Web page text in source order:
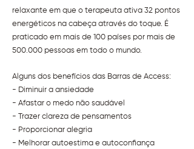
relaxante em que o terapeuta ativa 32 pontos
energéticos na cabeça através do toque. É
praticado em mais de 100 países por mais de
500.000 pessoas em todo o mundo.
Alguns dos benefícios das Barras de Access:
- Diminuir a ansiedade
- Afastar o medo não saudável
- Trazer clareza de pensamentos
- Proporcionar alegria
- Melhorar autoestima e autoconfiança